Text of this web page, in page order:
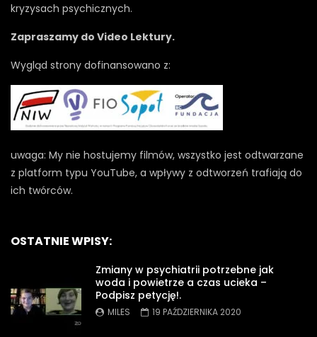
kryzysach psychicznych.
Zapraszamy do Video Lektury.
Wygląd strony dofinansowano z:
uwaga: My nie hostujemy filmów, wszystko jest odtwarzane
z platform typu YouTube, a wpływy z odtworzeń trafiają do
ich twórców.
OSTATNIE WPISY:
Zmiany w psychiatrii potrzebne jak
woda i powietrze a czas ucieka –
Podpisz petycję!.
MILES 19 PAŹDZIERNIKA 2020